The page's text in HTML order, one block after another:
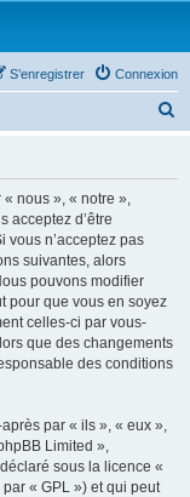
Connexion
S’enregistrer
nous », « notre »,
acceptez d’être
vous n’acceptez pas
suivantes, alors
pouvons modifier
pour que vous en soyez
celles-ci par vous-
que des changements
des conditions
par « ils », « eux »,
Limited »,
sous la licence «
« GPL ») et qui peut